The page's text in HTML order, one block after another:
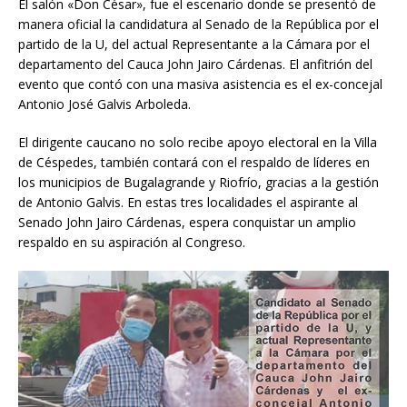
El salón «Don César», fue el escenario donde se presentó de
manera oficial la candidatura al Senado de la República por el
partido de la U, del actual Representante a la Cámara por el
departamento del Cauca John Jairo Cárdenas. El anfitrión del
evento que contó con una masiva asistencia es el ex-concejal
Antonio José Galvis Arboleda.
El dirigente caucano no solo recibe apoyo electoral en la Villa
de Céspedes, también contará con el respaldo de líderes en
los municipios de Bugalagrande y Riofrío, gracias a la gestión
de Antonio Galvis. En estas tres localidades el aspirante al
Senado John Jairo Cárdenas, espera conquistar un amplio
respaldo en su aspiración al Congreso.